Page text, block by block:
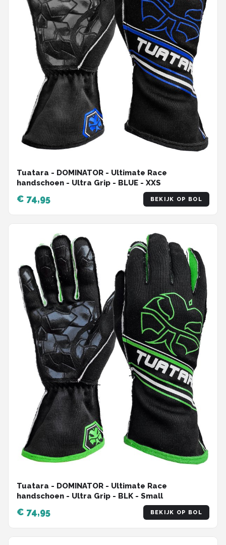
Tuatara - DOMINATOR - Ultimate Race
handschoen - Ultra Grip - BLUE - XXS
€ 74,95 BEKIJK OP BOL
Tuatara - DOMINATOR - Ultimate Race
handschoen - Ultra Grip - BLK - Small
€ 74,95 BEKIJK OP BOL